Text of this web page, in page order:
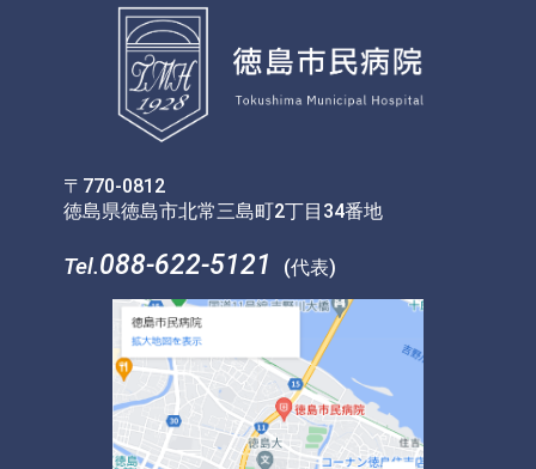
〒770-0812
徳島県徳島市北常三島町2丁目34番地
Tel.088-622-5121 (代表)